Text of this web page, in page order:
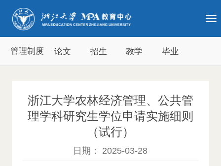
管理制度 论文 招生 教学 毕业
浙江大学农林经济管理、公共管
理学科研究生学位申请实施细则
（试行）
日期： 2025-03-28